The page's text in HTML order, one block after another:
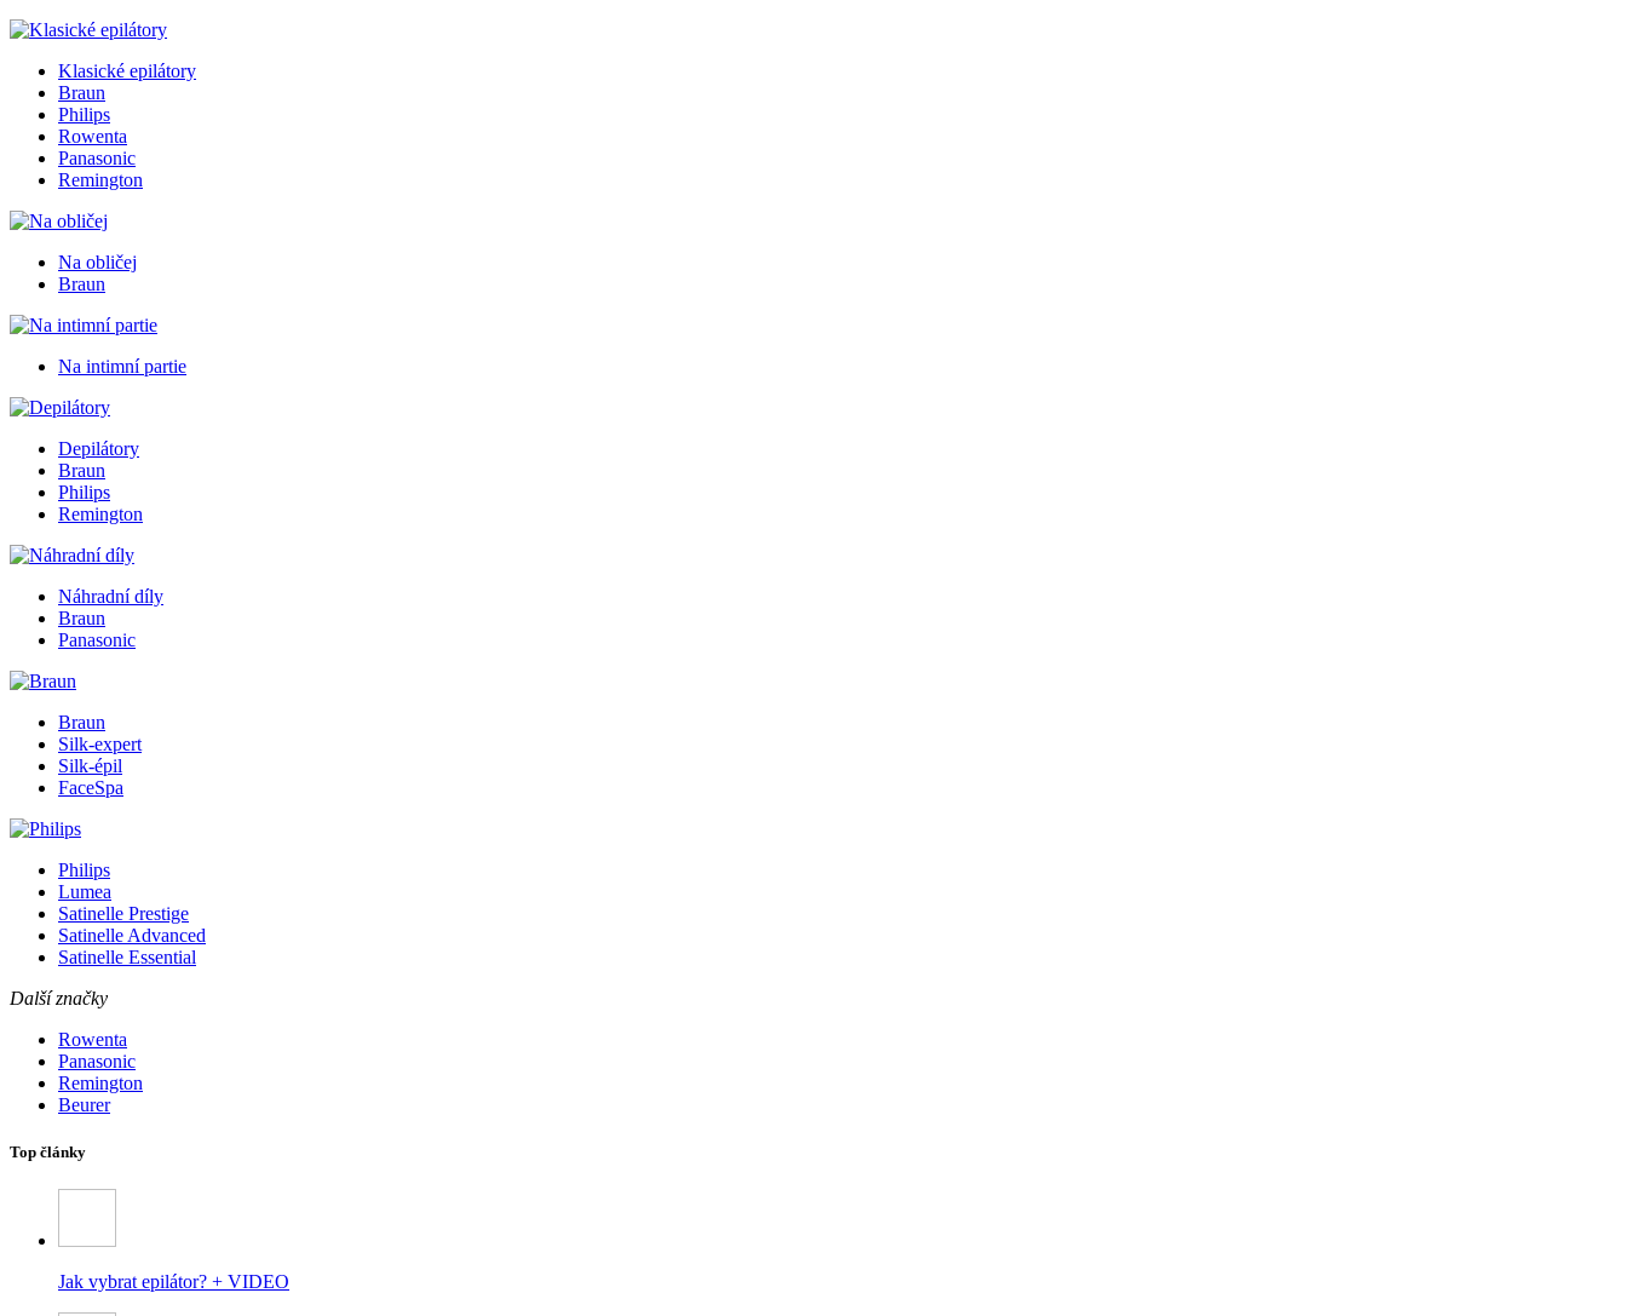
Klasické epilátory
Braun
Philips
Rowenta
Panasonic
Remington
Na obličej
Braun
Na intimní partie
Depilátory
Braun
Philips
Remington
Náhradní díly
Braun
Panasonic
Braun
Silk-expert
Silk-épil
FaceSpa
Philips
Lumea
Satinelle Prestige
Satinelle Advanced
Satinelle Essential
Další značky
Rowenta
Panasonic
Remington
Beurer
Top články
Jak vybrat epilátor? + VIDEO